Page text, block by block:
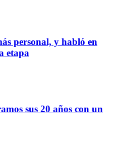
personal, y habló en
etapa
sus 20 años con un